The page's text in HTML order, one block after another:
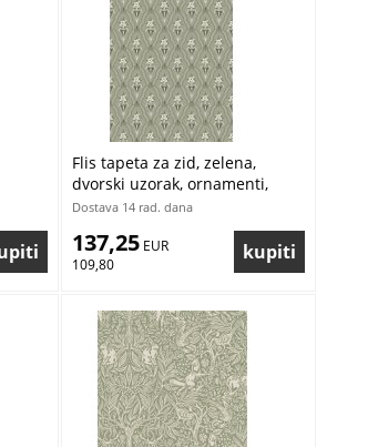
Flis tapeta za zid, zelena,
dvorski uzorak, ornamenti,
4165, Alla Tiders Hus,
Borastapeter | Ljepilo Gratis
Dostava 14 rad. dana
137,25 EUR
109,80